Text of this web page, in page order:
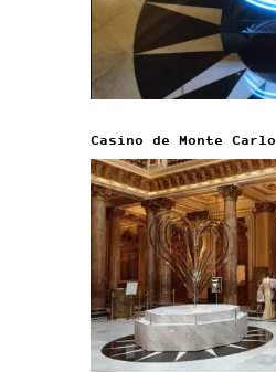
Casino de Monte Carlo